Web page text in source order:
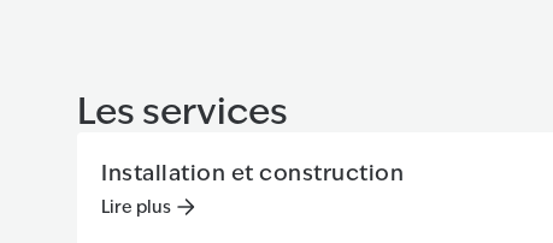
Les services
Installation et construction
Lire plus
Lire plus: Installation et construction